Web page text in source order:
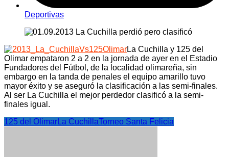
Deportivas
La Cuchilla y 125 del
Olimar empataron 2 a 2 en la jornada de ayer en el Estadio
Fundadores del Fútbol, de la localidad olimareña, sin
embargo en la tanda de penales el equipo amarillo tuvo
mayor éxito y se aseguró la clasificación a las semi-finales.
Al ser La Cuchilla el mejor perdedor clasificó a la semi-
finales igual.
125 del OlimarLa CuchillaTorneo Santa Felicia